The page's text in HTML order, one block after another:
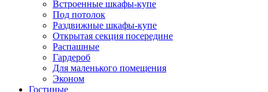
Встроенные шкафы-купе
Под потолок
Раздвижные шкафы-купе
Открытая секция посередине
Распашные
Гардероб
Для маленького помещения
Эконом
Гостиные